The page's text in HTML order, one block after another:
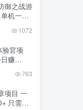
人已阅读
，三个
最高可
人已阅读
人已阅读
御之战游
机一天
1072
验官项
赚
高额收763
项目 一
只需动